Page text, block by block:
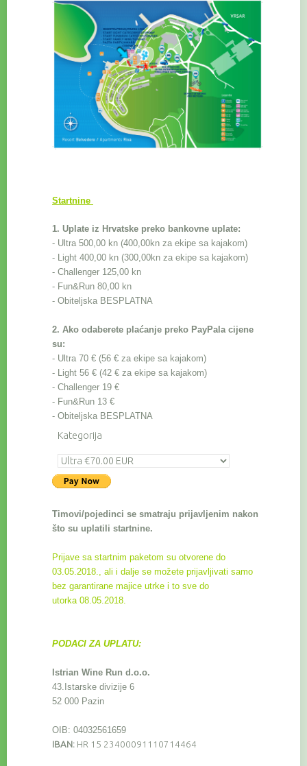
Startnine
1. Uplate iz Hrvatske preko bankovne uplate:
- Ultra 500,00 kn (400,00kn za ekipe sa kajakom)
- Light 400,00 kn (300,00kn za ekipe sa kajakom)
- Challenger 125,00 kn
- Fun&Run 80,00 kn
- Obiteljska BESPLATNA
2. Ako odaberete plaćanje preko PayPalacijene
su:
- Ultra 70 € (56 € za ekipe sa kajakom)
- Light 56 € (42 € za ekipe sa kajakom)
- Challenger 19 €
- Fun&Run 13 €
- Obiteljska BESPLATNA
Kategorija
Timovi/pojedinci se smatraju prijavljenim nakon
što su uplatili startnine.
Prijave sa startnim paketom su otvorene do
03.05.2018., ali i dalje se možete prijavljivati samo
bez garantirane majice utrke i to sve do
utorka 08.05.2018.
PODACI ZA UPLATU:
Istrian Wine Run d.o.o.
43.Istarske divizije 6
52 000 Pazin
OIB: 04032561659
IBAN: HR 15 23400091110714464